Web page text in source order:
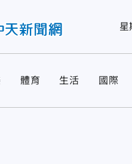
星
體育 生活 國際